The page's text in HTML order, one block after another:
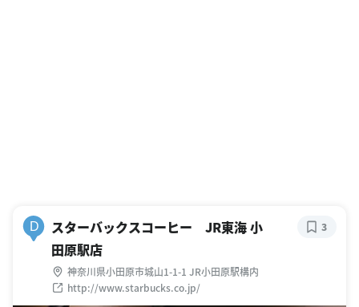
D
スターバックスコーヒー JR東海 小
田原駅店
神奈川県小田原市城山1-1-1 JR小田原駅構内
http://www.starbucks.co.jp/
3